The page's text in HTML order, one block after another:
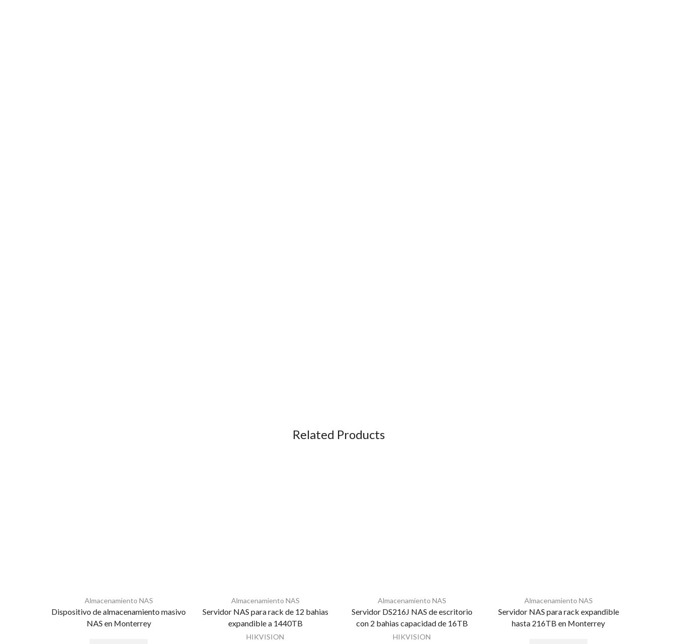
Related Products
Almacenamiento NAS
Dispositivo de almacenamiento masivo
NAS en Monterrey
Almacenamiento NAS
Servidor NAS para rack de 12 bahias
expandible a 1440TB
HIKVISION
Almacenamiento NAS
Servidor DS216J NAS de escritorio
con 2 bahias capacidad de 16TB
HIKVISION
Almacenamiento NAS
Servidor NAS para rack expandible
hasta 216TB en Monterrey